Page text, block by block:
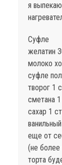
я
Суфле
желатин
молоко
суфле
творог 1
сметана
сахар 1
еще от
(не более
торта